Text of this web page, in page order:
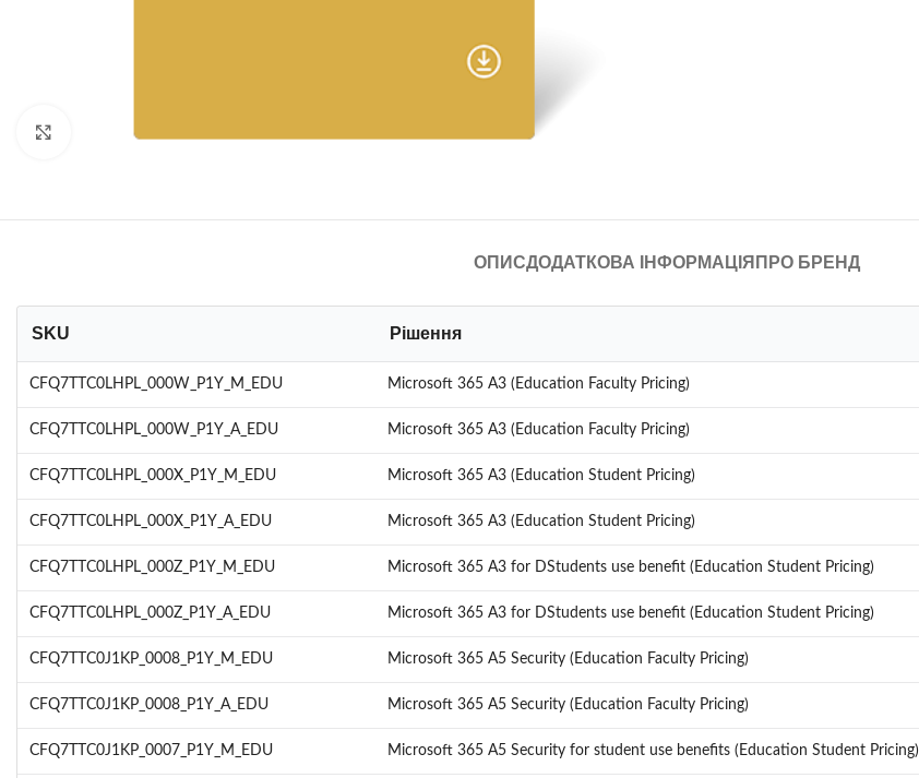
Клацніть, щоб збільшити
ОПИСДОДАТКОВА ІНФОРМАЦІЯ ПРО БРЕНД
SKU Рішення
CFQ7TTC0LHPL_000W_P1Y_M_EDU Microsoft 365 A3 (Education Faculty Pricing)
CFQ7TTC0LHPL_000W_P1Y_A_EDU Microsoft 365 A3 (Education Faculty Pricing)
CFQ7TTC0LHPL_000X_P1Y_M_EDU Microsoft 365 A3 (Education Student Pricing)
CFQ7TTC0LHPL_000X_P1Y_A_EDU Microsoft 365 A3 (Education Student Pricing)
CFQ7TTC0LHPL_000Z_P1Y_M_EDU Microsoft 365 A3 for DStudents use benefit (Education Student Pricing)
CFQ7TTC0LHPL_000Z_P1Y_A_EDU Microsoft 365 A3 for DStudents use benefit (Education Student Pricing)
CFQ7TTC0J1KP_0008_P1Y_M_EDU Microsoft 365 A5 Security (Education Faculty Pricing)
CFQ7TTC0J1KP_0008_P1Y_A_EDU Microsoft 365 A5 Security (Education Faculty Pricing)
CFQ7TTC0J1KP_0007_P1Y_M_EDU Microsoft 365 A5 Security for student use benefits (Education Student Pricing)